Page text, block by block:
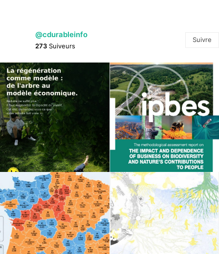
@cdurableinfo
273 Suiveurs
Suivre